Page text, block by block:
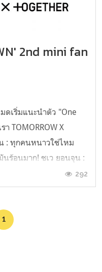
2nd mini fan
ดเริ่มแนะนำตัว "One
TOMORROW X
น : ทุกคนหนาวใช่ไหม
นร้อนมาก! ชเว ยอนจุน :
บคุณทุกคนมากที่
านก็คือวันที่มีความสุขมา
292
1